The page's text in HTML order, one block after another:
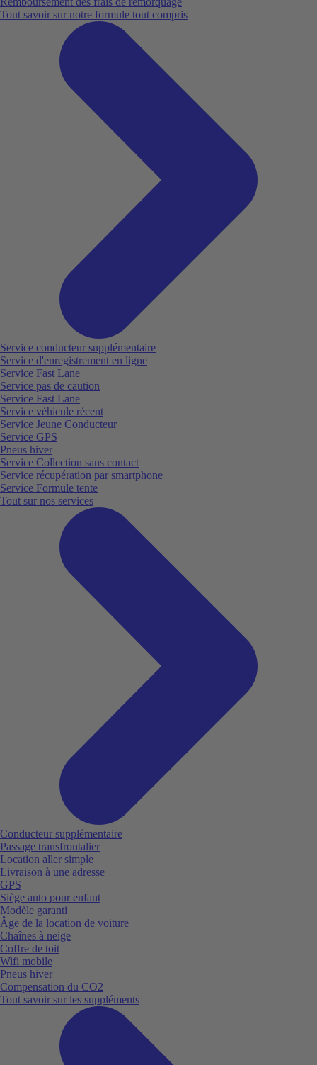
Tout savoir sur notre formule tout compris
Service conducteur supplémentaire
Service d'enregistrement en ligne
Service Fast Lane
Service pas de caution
Service Fast Lane
Service véhicule récent
Service Jeune Conducteur
Service GPS
Pneus hiver
Service Collection sans contact
Service récupération par smartphone
Service Formule tente
Tout sur nos services
Conducteur supplémentaire
Passage transfrontalier
Location aller simple
Livraison à une adresse
GPS
Siège auto pour enfant
Modèle garanti
Âge de la location de voiture
Chaînes à neige
Coffre de toit
Wifi mobile
Pneus hiver
Compensation du CO2
Tout savoir sur les suppléments